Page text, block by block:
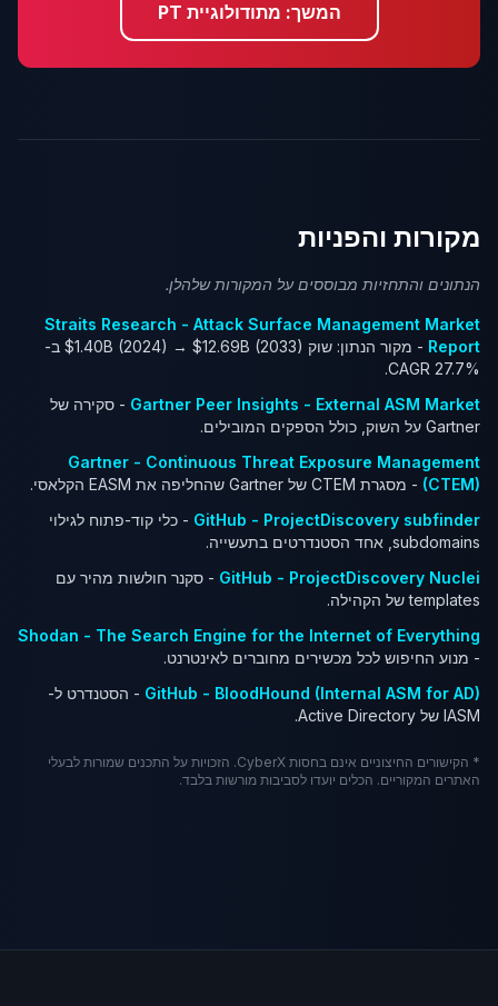
המשך: מתודולוגיית PT
מקורות והפניות
הנתונים והתחזיות מבוססים על המקורות שלהלן.
Straits Research - Attack Surface Management Market
Report
- מקור הנתון: שוק $1.40B (2024) → $12.69B (2033) ב-
CAGR 27.7%.
Gartner Peer Insights - External ASM Market - סקירה של
Gartner על השוק, כולל הספקים המובילים.
Gartner - Continuous Threat Exposure Management
(CTEM) - מסגרת CTEM של Gartner שהחליפה את EASM הקלאסי.
GitHub - ProjectDiscovery subfinder - כלי קוד-פתוח לגילוי
subdomains, אחד הסטנדרטים בתעשייה.
GitHub - ProjectDiscovery Nuclei - סקנר חולשות מהיר עם
templates של הקהילה.
Shodan - The Search Engine for the Internet of Everything
- מנוע החיפוש לכל מכשירים מחוברים לאינטרנט.
GitHub - BloodHound (Internal ASM for AD) - הסטנדרט ל-
IASM של Active Directory.
* הקישורים החיצוניים אינם בחסות CyberX. הזכויות על התכנים שמורות לבעלי
האתרים המקוריים. הכלים יועדו לסביבות מורשות בלבד.